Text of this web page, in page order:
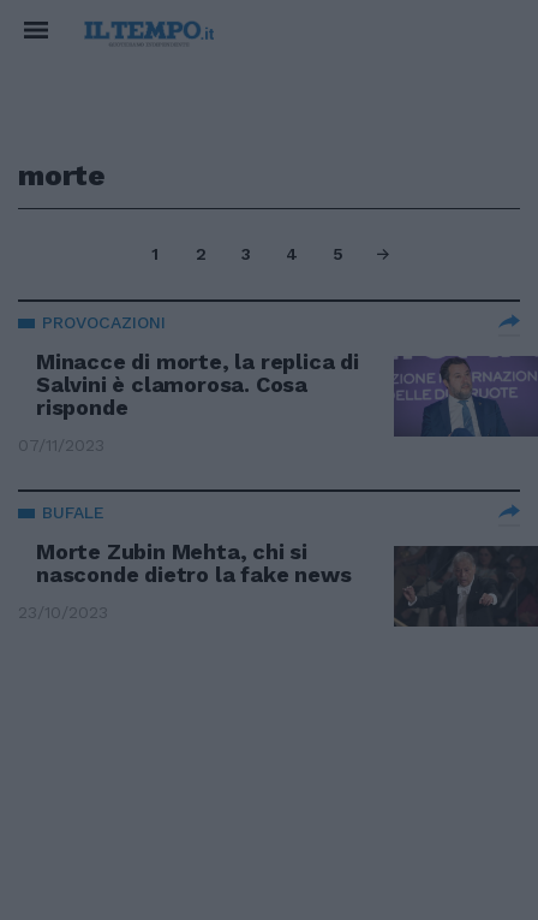
morte
1 2 3 4 5
PROVOCAZIONI
Minacce di morte, la replica di
Salvini è clamorosa. Cosa
risponde
07/11/2023
BUFALE
Morte Zubin Mehta, chi si
nasconde dietro la fake news
23/10/2023